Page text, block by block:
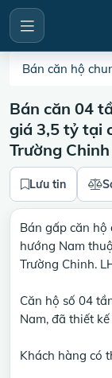
Bán căn hộ
Bán căn 04
giá 3,5 tỷ tại
Trường Chinh
Lưu tin
Bán gấp căn hộ
hướng Nam
Trường Chinh.
Căn hộ số 04
Nam, đã thiết
Khách hàng có